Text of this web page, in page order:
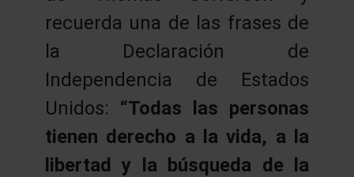
recuerda una de las frases de
la Declaración de
Independencia de Estados
Unidos: “Todas las personas
tienen derecho a la vida, a la
libertad y la búsqueda de la